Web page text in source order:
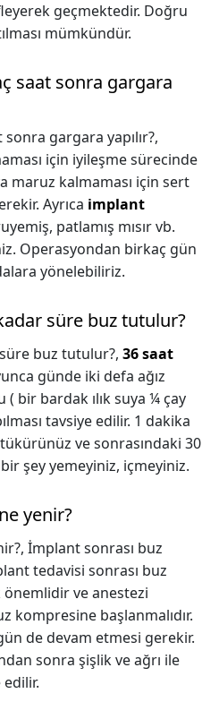
geçmektedir. Doğru
mümkündür.
saat sonra gargara
gargara yapılır?,
için iyileşme sürecinde
maruz kalmaması için sert
Ayrıca implant
patlamış mısır vb.
Operasyondan birkaç gün
yönelebiliriz.
süre buz tutulur?
buz tutulur?, 36 saat
günde iki defa ağız
( bir bardak ılık suya ¼ çay
tavsiye edilir. 1 dakika
ve sonrasındaki 30
şey yemeyiniz, içmeyiniz.
yenir?
İmplant sonrası buz
tedavisi sonrası buz
ve anestezi
kompresine başlanmalıdır.
de devam etmesi gerekir.
sonra şişlik ve ağrı ile